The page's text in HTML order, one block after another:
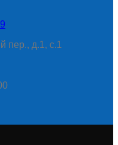
пер., д.1, с.1